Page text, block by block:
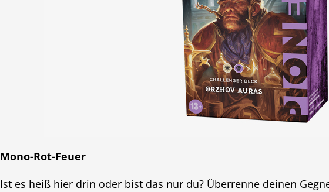
Mono-Rot-Feuer
Ist es heiß hier drin oder bist das nur du? Überrenne deinen